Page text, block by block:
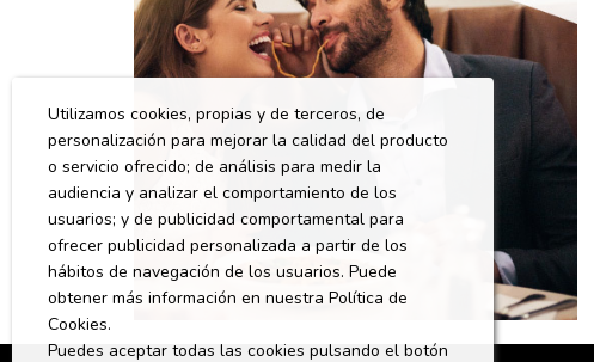
Utilizamos cookies, propias y de terceros, de
personalización para mejorar la calidad del producto
o servicio ofrecido; de análisis para medir la
audiencia y analizar el comportamiento de los
usuarios; y de publicidad comportamental para
ofrecer publicidad personalizada a partir de los
hábitos de navegación de los usuarios. Puede
obtener más información en nuestra Política de
Cookies.
Puedes aceptar todas las cookies pulsando el botón